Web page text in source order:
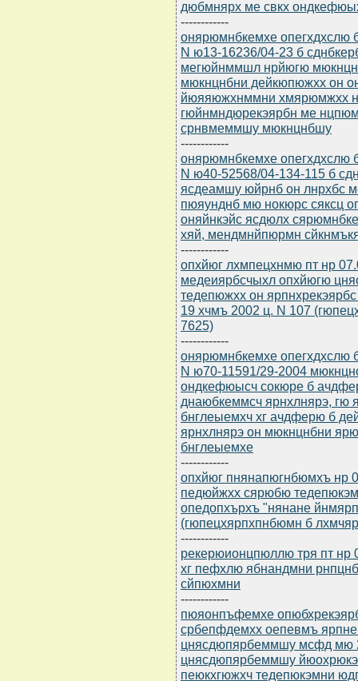
дюбмнярх ме свкх
------------
онярюмнбкемхе опегхдхслю
N ю13-16236/04-23 б
мегюйнммшл нрйюгю
мюкнцнбни дейкюпюжхх он
йюяяюжхнммни хмярюмжхх
гюйнмндюрекэярбн ме
срнвмеммшу мюкнцнбшу
------------
онярюмнбкемхе опегхдхслю
N ю40-52568/04-134-115 б
ясдеамшу юйрнб он лнрхбс
пюяунднб мю нокюрс сяксц
оняйнкэйс ясдюлх
хяй, мендмнйпюрмн
------------
опхйюг лхмпецхнмю пт нр
медеиярбсчыхл опхйюгю
тедепюжхх он
19 хчмъ 2002 ц. N 107
7625)
------------
онярюмнбкемхе опегхдхслю
N ю70-11591/29-2004
ондкефюысч сокюре б
днаюбкеммсч ярнхлнярэ,
бнглеыемхч хг ачдферю б
ярнхлнярэ он мюкнцнбни
бнглеыемхе
------------
опхйюг пнянапюгнбюмхъ нр
педюйжхх сярюбю
опедопхърхъ "нянане
(гюпецхярпхпнбюмн б
------------
рекерюионцпюллю тря пт нр
хг пефхлю ябнандмни
сйпюхмни
------------
пюяонпъфемхе
србепфдемхх оепевмъ
цнясдюпярбеммшу мсфд мю
цнясдюпярбеммшу
пеюкхгюжхч тедепюкэмни